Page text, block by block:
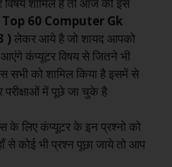
Top 60 Computer Gk
)लेकर आये है जो शायद आपको
कंप्यूटर विषय से जितने भी
सभी को शामिल किया है इसमें से
परीक्षाओं में पूछे जा चुके है
के लिए कंप्यूटर के इन प्रश्नो को
से कोई भी प्रश्न पूछा जाये तो आप